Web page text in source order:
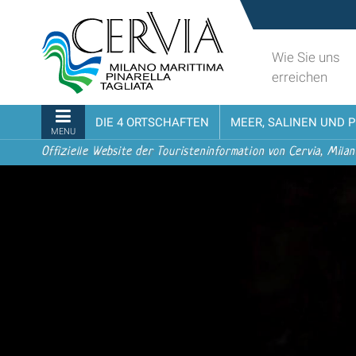
zur
Navigation
turistico
ufficiale
Cervia,
Milano
Marittima,
Pinarella,
Tagliata
Wie Sie uns
erreichen
MENU
DIE 4 ORTSCHAFTEN MEER, SALINEN UND
Offizielle Website der Touristeninformation von Cervia,